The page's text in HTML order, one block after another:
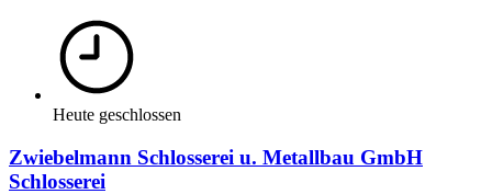
Heute geschlossen
Zwiebelmann Schlosserei u. Metallbau GmbH
Schlosserei